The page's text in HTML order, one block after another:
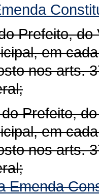
Prefeito,
em
nos arts.
Prefeito,
em
nos arts.
Emenda